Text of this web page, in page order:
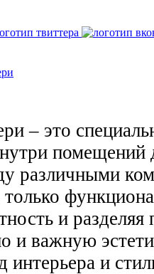
– это
помещений
различными
и
и важную
интерьера и